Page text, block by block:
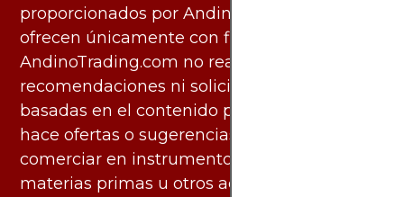
proporcionados por AndinoTrading.com se
ofrecen únicamente con fines informativos.
AndinoTrading.com no realiza
recomendaciones ni solicita acciones
basadas en el contenido proporcionado, ni
hace ofertas o sugerencias para invertir o
comerciar en instrumentos financieros,
materias primas u otros activos.